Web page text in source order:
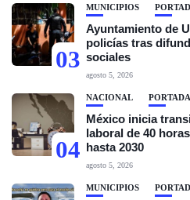
03
MUNICIPIOS
Ayuntamiento de
policías tras
sociales
agosto 5, 2026
04
NACIONAL PORTADA
México inicia
laboral de 40
hasta 2030
agosto 5, 2026
MUNICIPIOS